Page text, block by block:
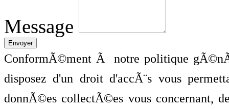
Message
ConformÃ©ment Ã notre politique
disposez d'un droit d'accÃ¨s vous
donnÃ©es collectÃ©es vous concernant,